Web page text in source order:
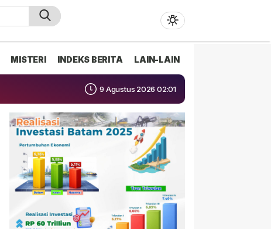
MISTERI INDEKS BERITA LAIN-LAIN
9 Agustus 2026 02:01